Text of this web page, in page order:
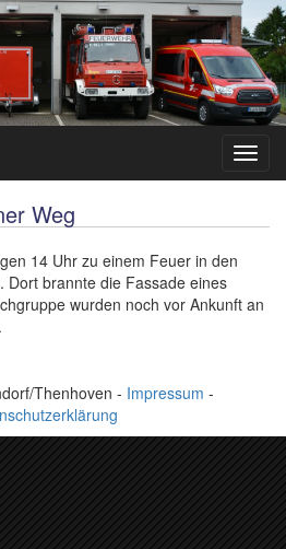
Weg
14 Uhr zu einem Feuer in den
Dort brannte die Fassade eines
wurden noch vor Ankunft an
Thenhoven - Impressum -